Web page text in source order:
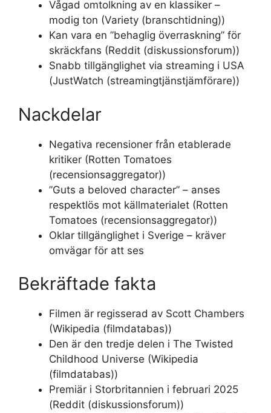
Vågad omtolkning av en klassiker –
modig ton (Variety (branschtidning))
Kan vara en ”behaglig överraskning” för
skräckfans (Reddit (diskussionsforum))
Snabb tillgänglighet via streaming i USA
(JustWatch (streamingtjänstjämförare))
Nackdelar
Negativa recensioner från etablerade
kritiker (Rotten Tomatoes
(recensionsaggregator))
”Guts a beloved character” – anses
respektlös mot källmaterialet (Rotten
Tomatoes (recensionsaggregator))
Oklar tillgänglighet i Sverige – kräver
omvägar för att ses
Bekräftade fakta
Filmen är regisserad av Scott Chambers
(Wikipedia (filmdatabas))
Den är den tredje delen i The Twisted
Childhood Universe (Wikipedia
(filmdatabas))
Premiär i Storbritannien i februari 2025
(Reddit (diskussionsforum))